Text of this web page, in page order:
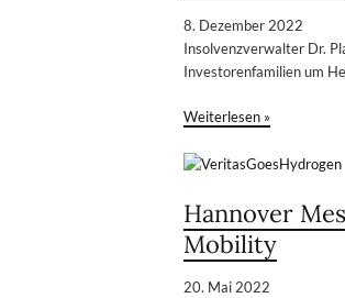
8. Dezember 2022
Insolvenzverwalter Dr.
Investorenfamilien um
Weiterlesen »
Hannover
Mobility
20. Mai 2022